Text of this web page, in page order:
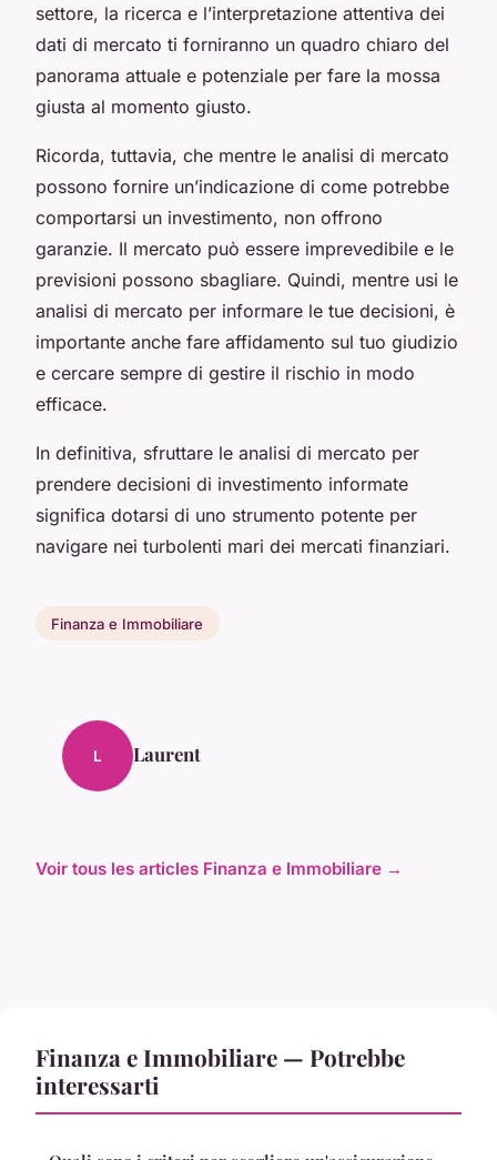
settore, la ricerca e l’interpretazione attentiva dei
dati di mercato ti forniranno un quadro chiaro del
panorama attuale e potenziale per fare la mossa
giusta al momento giusto.
Ricorda, tuttavia, che mentre le analisi di mercato
possono fornire un’indicazione di come potrebbe
comportarsi un investimento, non offrono
garanzie. Il mercato può essere imprevedibile e le
previsioni possono sbagliare. Quindi, mentre usi le
analisi di mercato per informare le tue decisioni, è
importante anche fare affidamento sul tuo giudizio
e cercare sempre di gestire il rischio in modo
efficace.
In definitiva, sfruttare le analisi di mercato per
prendere decisioni di investimento informate
significa dotarsi di uno strumento potente per
navigare nei turbolenti mari dei mercati finanziari.
Finanza e Immobiliare
L Laurent
Voir tous les articles Finanza e Immobiliare →
Finanza e Immobiliare — Potrebbe
interessarti